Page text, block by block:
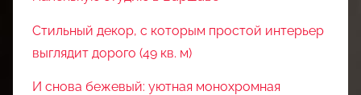
Стильный декор, с которым простой интерьер
выглядит дорого (49 кв. м)
И снова бежевый: уютная монохромная